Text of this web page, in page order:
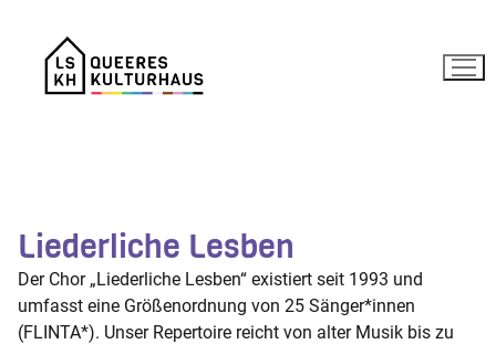
springen
Liederliche Lesben
Der Chor „Liederliche Lesben“ existiert seit 1993 und
umfasst eine Größenordnung von 25 Sänger*innen
(FLINTA*). Unser Repertoire reicht von alter Musik bis zu